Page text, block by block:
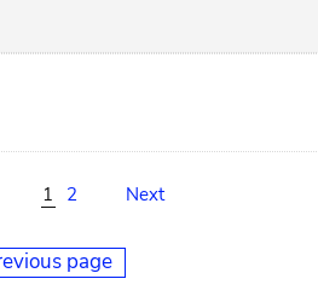
1 2 Next
page